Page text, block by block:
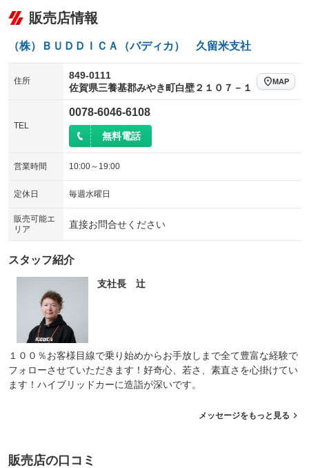
販売店情報
（株）ＢＵＤＤＩＣＡ（バディカ） 久留米支社
住所
849-0111
佐賀県三養基郡みやき町白壁２１０７－１
MAP
TEL
0078-6046-6108
無料電話
営業時間 10:00～19:00
定休日 毎週水曜日
販売可能エ
リア
直接お問合せください
スタッフ紹介
支社長 辻
１００％お客様目線で乗り始めからお手放しまで全て豊富な経験で
フォローさせていただきます！好奇心、若さ、素直さを心掛けてい
ます！ハイブリッドカーに造詣が深いです。
メッセージをもっと見る
販売店の口コミ